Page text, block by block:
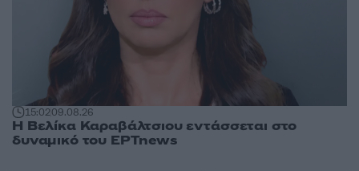
15:0209.08.26
Η Βελίκα Καραβάλτσιου εντάσσεται στο
δυναμικό του ΕΡΤnews